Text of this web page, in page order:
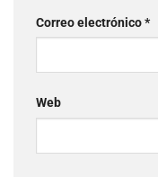
Correo electrónico*
Web